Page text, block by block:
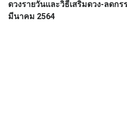
ดวงรายวันและวิธีเสริมดวง-ลดก
มีนาคม 2564